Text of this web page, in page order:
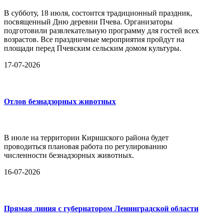
В субботу, 18 июля, состоится традиционный праздник,
посвященный Дню деревни Пчева. Организаторы
подготовили развлекательную программу для гостей всех
возрастов. Все праздничные мероприятия пройдут на
площади перед Пчевским сельским домом культуры.
17-07-2026
Отлов безнадзорных животных
В июле на территории Киришского района будет
проводиться плановая работа по регулированию
численности безнадзорных животных.
16-07-2026
Прямая линия с губернатором Ленинградской области